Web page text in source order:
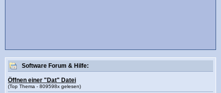
Software Forum & Hilfe:
Öffnen einer "Dat" Datei
(Top Thema - 809598x gelesen)